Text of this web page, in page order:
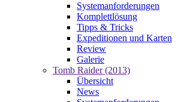
Systemanforderungen
Komplettlösung
Tipps & Tricks
Expeditionen und Karten
Review
Galerie
Tomb Raider (2013)
Übersicht
News